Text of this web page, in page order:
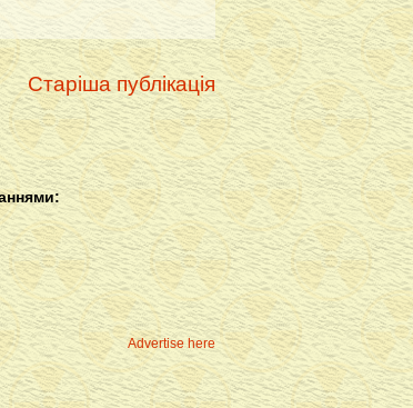
Старіша публікація
Advertise here